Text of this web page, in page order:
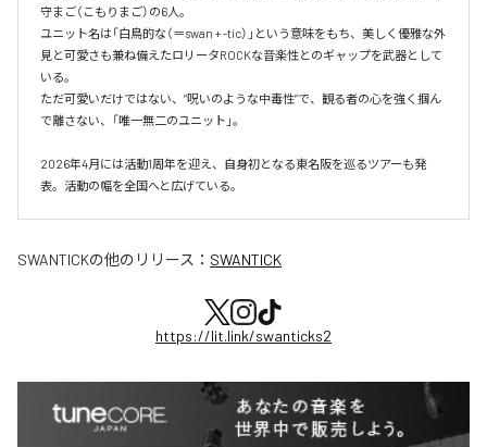
守まご（こもりまご）の6人。
ユニット名は「白鳥的な（＝swan + -tic）」という意味をもち、美しく優雅な外
見と可愛さも兼ね備えたロリータROCKな音楽性とのギャップを武器として
いる。
ただ可愛いだけではない、“呪いのような中毒性”で、観る者の心を強く掴ん
で離さない、「唯一無二のユニット」。
2026年4月には活動1周年を迎え、自身初となる東名阪を巡るツアーも発
表。活動の幅を全国へと広げている。
SWANTICKの他のリリース： SWANTICK
https://lit.link/swanticks2